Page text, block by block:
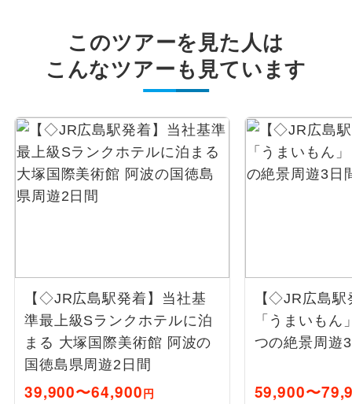
このツアーを見た人は
こんなツアーも見ています
【◇JR広島駅発着】当社基
準最上級Sランクホテルに泊
まる 大塚国際美術館 阿波の
国徳島県周遊2日間
39,900〜64,900円
【◇JR広島
「うまいも
つの絶景周遊
59,900〜